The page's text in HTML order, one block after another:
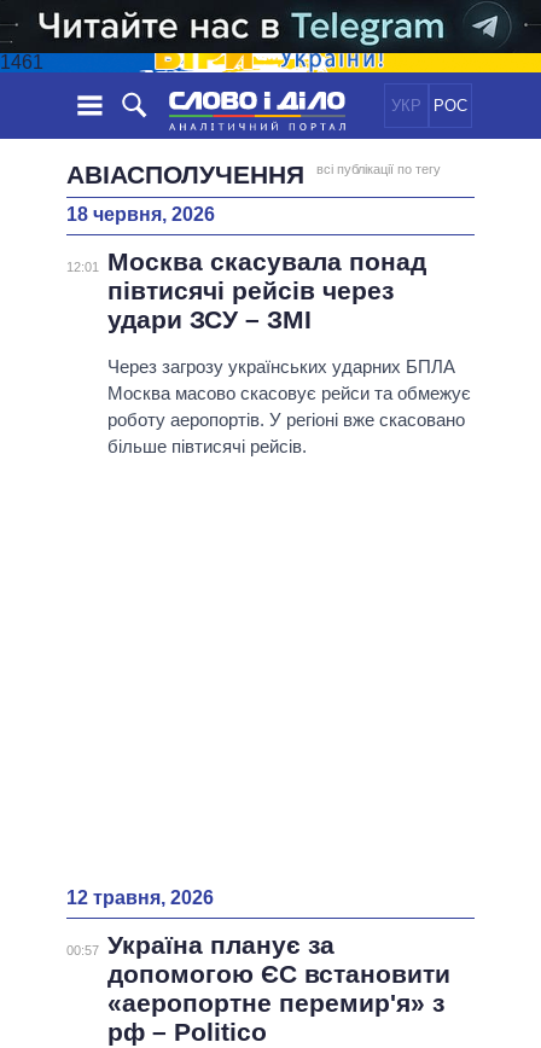
1461
УКР РОС
НОВИНИ
СТРІЧКА
ПОДІЇ
СТАТТІ
ДУМКИ
ОГЛЯДИ
ДАЙДЖЕСТИ
ЕКОНОМІКА
СУСПІЛЬСТВО
СВІТ
ПОЛIТИКИ
УСІ ПОЛІТИКИ
ПРЕЗИДЕНТ І ОФІС
ВЕРХОВНА РАДА
КАБІНЕТ МІНІСТРІВ
ІНФОГРАФІКА
ВІДЕО
ПІДТРИМАТИ
АВІАСПОЛУЧЕННЯ всі публікації по тегу
18 червня, 2026
12:01
Москва скасувала понад
півтисячі рейсів через
удари ЗСУ – ЗМІ
Через загрозу українських ударних БПЛА
Москва масово скасовує рейси та обмежує
роботу аеропортів. У регіоні вже скасовано
більше півтисячі рейсів.
12 травня, 2026
00:57 Україна планує за
допомогою ЄС встановити
«аеропортне перемир'я» з
рф – Politico